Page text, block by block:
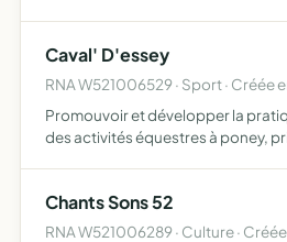
Caval' D'essey
RNA W521006529 · Sport · Créée
Promouvoir et développer la
des activités équestres à poney,
et manifestation L'ass…
Chants Sons 52
RNA W521006289 · Culture ·